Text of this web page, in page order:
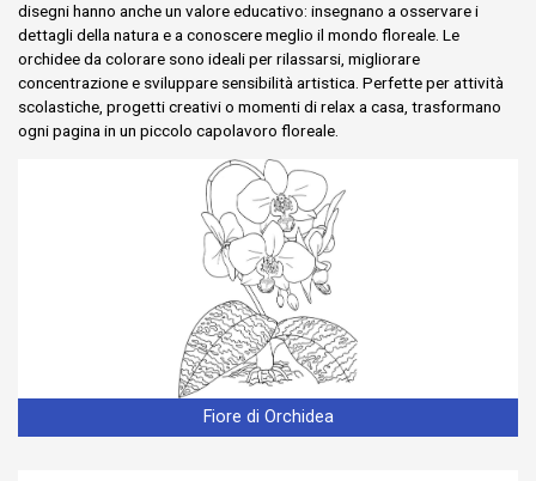
disegni hanno anche un valore educativo: insegnano a osservare i
dettagli della natura e a conoscere meglio il mondo floreale. Le
orchidee da colorare sono ideali per rilassarsi, migliorare
concentrazione e sviluppare sensibilità artistica. Perfette per attività
scolastiche, progetti creativi o momenti di relax a casa, trasformano
ogni pagina in un piccolo capolavoro floreale.
Fiore di Orchidea